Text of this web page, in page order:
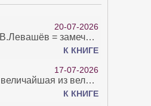
20-07-2026
Стругацкие + В.Левашёв = замечательно!
К КНИГЕ
17-07-2026
"Роза Мира" - величайшая из великих Книг - она отвечает на все вопросы, прочитать её нелегко...
К КНИГЕ